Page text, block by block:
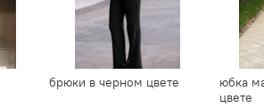
брюки в черном цвете
юбка
цвете